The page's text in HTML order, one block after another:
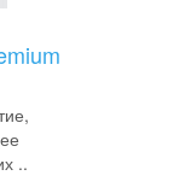
..